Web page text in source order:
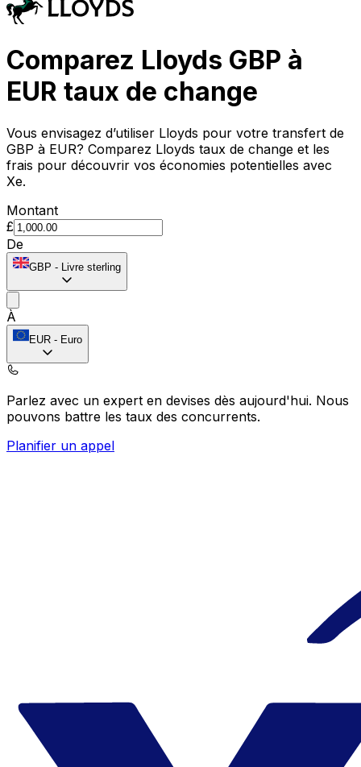
Comparez Lloyds GBP à
EUR taux de change
Vous envisagez d’utiliser Lloyds pour votre transfert de
GBP à EUR? Comparez Lloyds taux de change et les
frais pour découvrir vos économies potentielles avec
Xe.
Montant
£
De
GBP - Livre sterling
À
EUR - Euro
Parlez avec un expert en devises dès aujourd'hui. Nous
pouvons battre les taux des concurrents.
Planifier un appel